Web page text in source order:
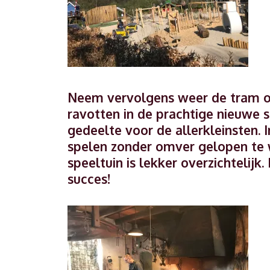
Neem vervolgens weer de tram
ravotten in de prachtige nieuwe
gedeelte voor de allerkleinsten.
spelen zonder omver gelopen
speeltuin is lekker overzichtelijk.
succes!